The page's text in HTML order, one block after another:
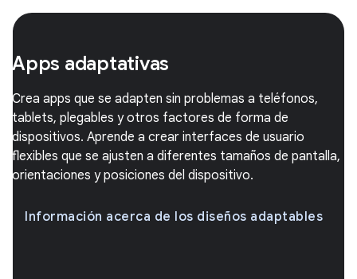
Apps adaptativas
Crea apps que se adapten sin problemas a teléfonos,
tablets, plegables y otros factores de forma de
dispositivos. Aprende a crear interfaces de usuario
flexibles que se ajusten a diferentes tamaños de pantalla,
orientaciones y posiciones del dispositivo.
Información acerca de los diseños adaptables